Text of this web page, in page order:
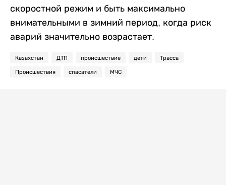
скоростной режим и быть максимально
внимательными в зимний период, когда риск
аварий значительно возрастает.
Казахстан ДТП происшествие дети Трасса
Происшествия спасатели МЧС